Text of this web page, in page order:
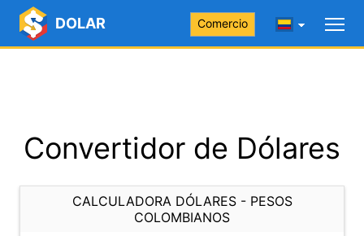
DOLAR Comercio
Convertidor de Dólares
CALCULADORA DÓLARES - PESOS
COLOMBIANOS